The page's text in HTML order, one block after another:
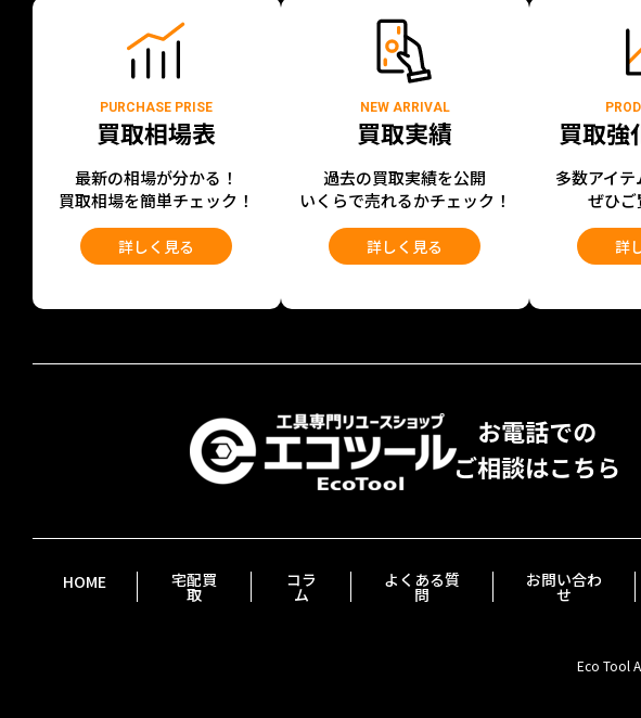
PURCHASE PRISE
買取相場表
最新の相場が分かる！
買取相場を簡単チェック！
詳しく見る
NEW ARRIVAL
買取実績
過去の買取実績を公開
いくらで売れるかチェック！
詳しく見る
買取強
多数アイテ
ぜひご
詳
HOME 宅配買
取
コラ
ム
よくある質
問
お問い合わ
せ
Eco Tool